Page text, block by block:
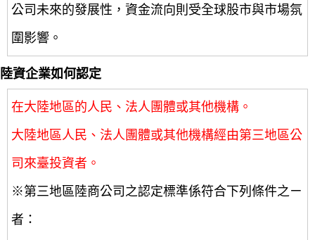
公司未來的發展性，資金流向則受全球股市與市場氛
圍影響。
陸資企業如何認定
在大陸地區的人民、法人團體或其他機構。
大陸地區人民、法人團體或其他機構經由第三地區公
司來臺投資者。
※第三地區陸商公司之認定標準係符合下列條件之ㄧ
者：